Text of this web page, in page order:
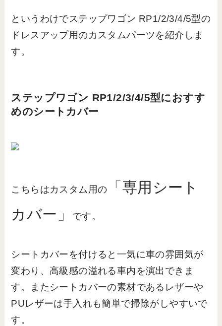
というわけでステップワゴン RP1/2/3/4/5型の
ドレスアップ用のカスタムパーツを紹介しま
す。
ステップワゴン RP1/2/3/4/5型におすす
めのシートカバー
こちらはカスタム用の
「専用シート
カバー」
です。
シートカバーを付けると一気に車の雰囲気が
変わり、高級感の溢れる車内を演出できま
す。またシートカバーの素材であるレザーや
PUレザーは手入れも簡単で掃除がしやすいで
す。